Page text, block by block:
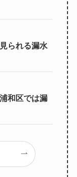
られる漏水
和区では漏